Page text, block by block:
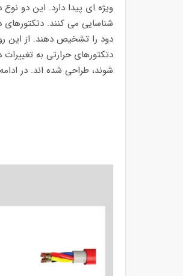
ویژه ای پیدا دارد. این دو
شناسایی می کنند. دتکتورهای
دود را تشخیص دهند. از این
دتکتورهای حرارتی به
شوند، طراحی شده اند. در